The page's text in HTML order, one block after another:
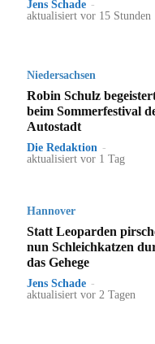
Jens Schade -
aktualisiert vor 15 Stunden
Niedersachsen
Robin Schulz
beim Sommerfestival
Autostadt
Die Redaktion -
aktualisiert vor 1 Tag
Hannover
Statt Leoparden
nun Schleichkatzen
das Gehege
Jens Schade -
aktualisiert vor 2 Tagen